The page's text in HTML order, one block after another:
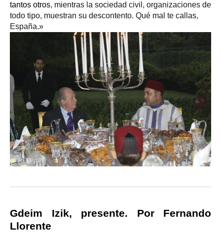
tantos otros, mientras la sociedad civil, organizaciones de
todo tipo, muestran su descontento. Qué mal te callas,
España.»
Gdeim Izik, presente. Por Fernando
Llorente